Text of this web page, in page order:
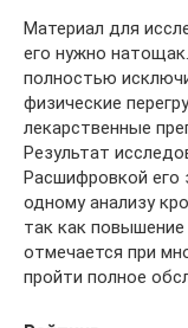
Материал для
его нужно
полностью
физические
лекарственные
Результат
Расшифровкой его
одному анализу
так как
отмечается при
пройти полное